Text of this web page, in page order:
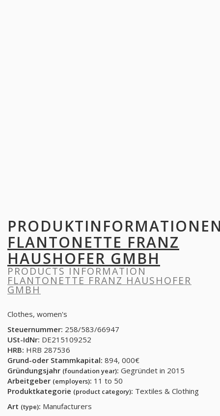
FLANTONETTE FRANZ
HAUSHOFER GMBH
PRODUCTS INFORMATION
FLANTONETTE FRANZ HAUSHOFER
GMBH
Clothes, women's
Steuernummer: 258/583/66947
USt-IdNr: DE215109252
HRB: HRB 287536
Grund-oder Stammkapital: 894, 000€
Gründungsjahr (foundation year): Gegründet in 2015
Arbeitgeber (employers): 11 to 50
Produktkategorie (product category): Textiles & Clothing
Art (type): Manufacturers